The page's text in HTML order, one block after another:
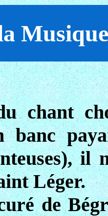
chant
banc
il
Léger.
de